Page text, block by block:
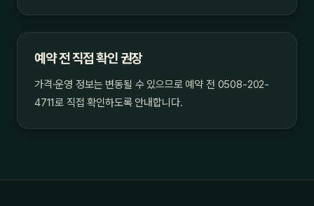
예약 전 직접 확인 권장
가격·운영 정보는 변동될 수 있으므로 예약 전 0508-202-
4711로 직접 확인하도록 안내합니다.